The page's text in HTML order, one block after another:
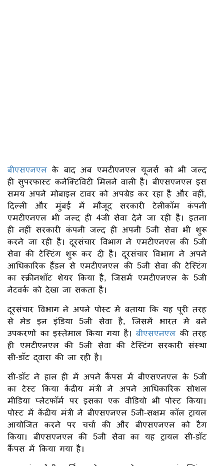
बीएसएनएलके बाद अब एमटीएनएल यूजर्स को भी जल्द
ही सुपरफास्ट कनेक्टिविटी मिलने वाली है। बीएसएनएल इस
समय अपने मोबाइल टावर को अपग्रेड कर रहा है और वहीं,
दिल्ली और मुंबई में मौजूद सरकारी टेलीकॉम कंपनी
एमटीएनएल भी जल्द ही 4जी सेवा देने जा रही है। इतना
ही नहीं सरकारी कंपनी जल्द ही अपनी 5जी सेवा भी शुरू
करने जा रही है। दूरसंचार विभाग ने एमटीएनएल की 5जी
सेवा की टेस्टिंग शुरू कर दी है। दूरसंचार विभाग ने अपने
आधिकारिक हैंडल से एमटीएनएल की 5जी सेवा की टेस्टिंग
का स्क्रीनशॉट शेयर किया है, जिसमें एमटीएनएल के 5जी
नेटवर्क को देखा जा सकता है।
दूरसंचार विभाग ने अपने पोस्ट में बताया कि यह पूरी तरह
से मेड इन इंडिया 5जी सेवा है, जिसमें भारत में बने
उपकरणों का इस्तेमाल किया गया है। बीएसएनएल की तरह
ही एमटीएनएल की 5जी सेवा की टेस्टिंग सरकारी संस्था
सी-डॉट द्वारा की जा रही है।
सी-डॉट ने हाल ही में अपने कैंपस में बीएसएनएल के 5जी
का टेस्ट किया केंद्रीय मंत्री ने अपने आधिकारिक सोशल
मीडिया प्लेटफॉर्म पर इसका एक वीडियो भी पोस्ट किया।
पोस्ट में केंद्रीय मंत्री ने बीएसएनएल 5जी-सक्षम कॉल ट्रायल
आयोजित करने पर चर्चा की और बीएसएनएल को टैग
किया। बीएसएनएल की 5जी सेवा का यह ट्रायल सी-डॉट
कैंपस में किया गया है।